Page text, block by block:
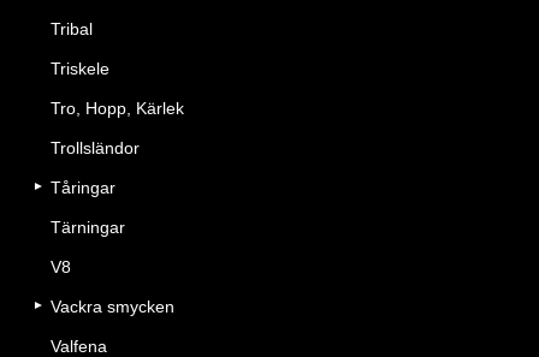
Tribal
Triskele
Tro, Hopp, Kärlek
Trollsländor
Tåringar
Tärningar
V8
Vackra smycken
Valfena